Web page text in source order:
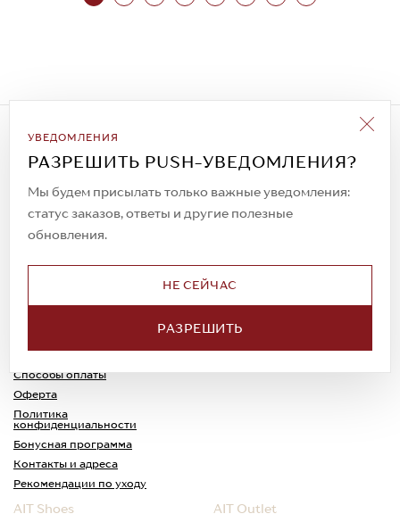
УВЕДОМЛЕНИЯ
РАЗРЕШИТЬ PUSH-УВЕДОМЛЕНИЯ?
Мы будем присылать только важные уведомления:
статус заказов, ответы и другие полезные
обновления.
НЕ СЕЙЧАС
РАЗРЕШИТЬ
Подписаться на рассылку
Всегда будьте в курсе новых акций и
спецпредложений!
© 2023. AIT Shoes
Все права защищены
Доставка
Способы оплаты
Оферта
Политика
конфиденциальности
Обмен и возврат
Каспи-Ред
Бонусная программа
Контакты и адреса
Рекомендации по уходу
AIT Shoes AIT Outlet